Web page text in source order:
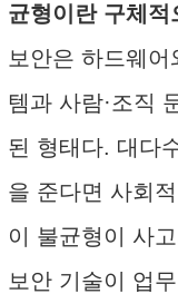
균형이란 구체
보안은 하드웨
템과 사람·조직
된 형태다. 대다
을 준다면 사회
이 불균형이 사
보안 기술이 업